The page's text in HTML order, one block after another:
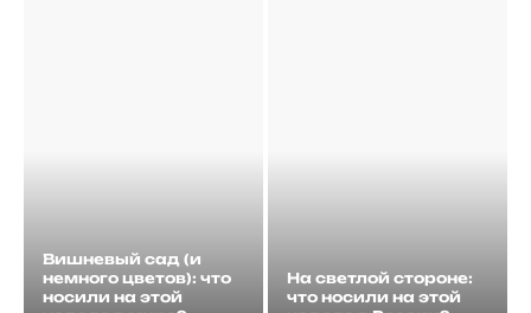
Вишневый сад (и
немного цветов): что
носили на этой
На светлой стороне:
что носили на этой